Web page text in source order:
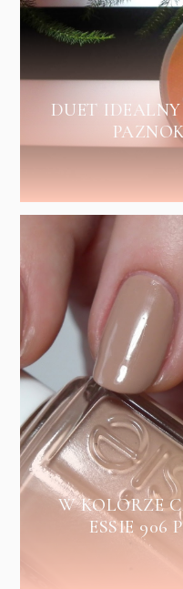
DUET
W KOLORZE
ESSIE 906